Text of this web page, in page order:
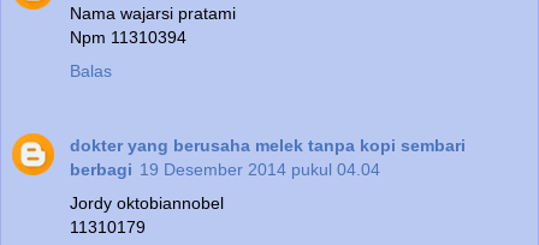
Nama wajarsi pratami
Npm 11310394
Balas
dokter yang berusaha melek tanpa kopi sembari
berbagi 19 Desember 2014 pukul 04.04
Jordy oktobiannobel
11310179